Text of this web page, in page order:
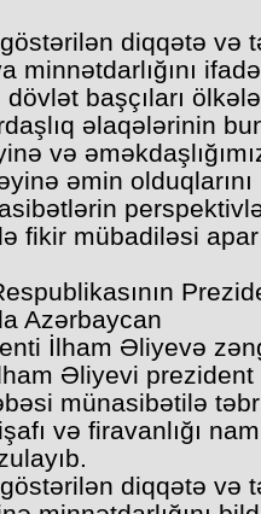
diqqətə və
minnətdarlığını
başçıları
əlaqələrinin
və
əmin olduqlarını
fikir mübadiləsi
Azərbaycan
İlham Əliyevə
Əliyevi prezident
münasibətilə
və firavanlığı
diqqətə və